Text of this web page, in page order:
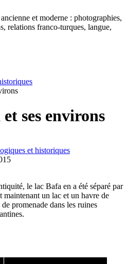
et moderne : photographies,
relations franco-turques, langue,
ses environs
et historiques
le lac Bafa en a été séparé par
un lac et un havre de
promenade dans les ruines